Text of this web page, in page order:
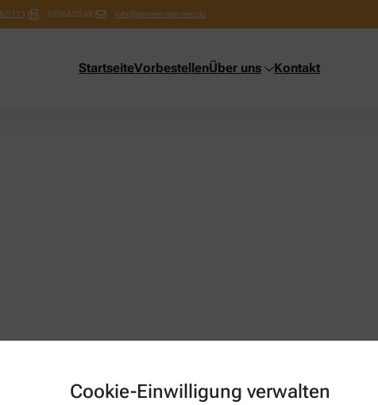
Cookie-Einwilligung verwalten
5713 09568/2248 info@sonnen-apo-nec.de
StartseiteVorbestellenÜber uns Kontakt